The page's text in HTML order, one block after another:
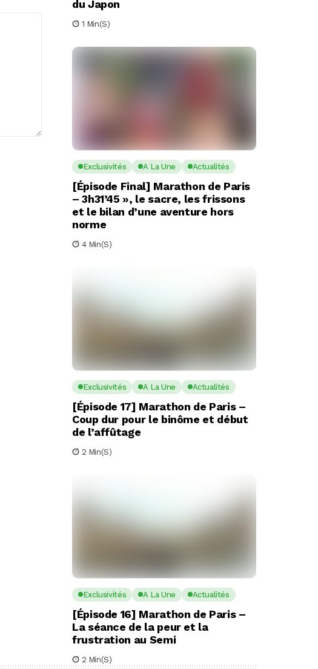
du Japon
1 Min(s)
Exclusivités A La Une Actualités
[Épisode Final] Marathon de Paris
– 3h31’45 », le sacre, les frissons
et le bilan d’une aventure hors
norme
4 Min(s)
Exclusivités A La Une Actualités
[Épisode 17] Marathon de Paris –
Coup dur pour le binôme et début
de l’affûtage
2 Min(s)
Exclusivités A La Une Actualités
[Épisode 16] Marathon de Paris –
La séance de la peur et la
frustration au Semi
2 Min(s)